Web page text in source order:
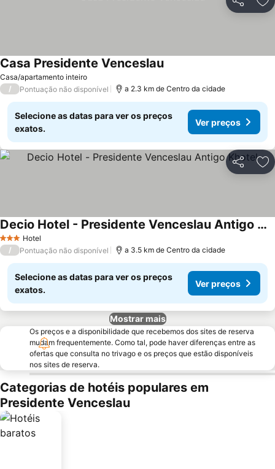
Partilhar
Casa/apartamento inteiro
Casa Presidente Venceslau
/ Pontuação não disponível a 2.3 km de Centro da cidade
Selecione as datas para ver os preços
exatos.
Ver preços
Partilhar
3 EstrelasHotel
Decio Hotel - Presidente Venceslau Antigo Khotel
/ Pontuação não disponível a 3.5 km de Centro da cidade
Selecione as datas para ver os preços
exatos.
Ver preços
Mostrar mais
Os preços e a disponibilidade que recebemos dos sites de reserva
mudam frequentemente. Como tal, pode haver diferenças entre as
ofertas que consulta no trivago e os preços que estão disponíveis
nos sites de reserva.
Categorias de hotéis populares em
Presidente Venceslau